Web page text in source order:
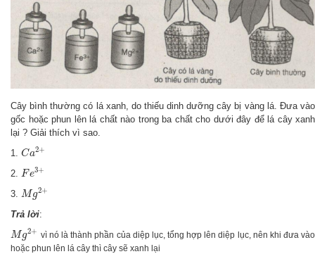
Cây bình thường có lá xanh, do thiếu dinh dưỡng cây bị vàng lá. Đưa vào
gốc hoặc phun lên lá chất nào trong ba chất cho dưới đây để lá cây xanh
lại ? Giải thích vì sao.
1. Ca2+
Ca 2 +
2. Fe3+
Fe 3 +
3. Mg2+
Mg 2 +
Trả lời:
Mg2+
Mg 2 +
vì nó là thành phần của diệp lục, tổng hợp lên diệp lục, nên khi đưa vào
hoặc phun lên lá cây thì cây sẽ xanh lại